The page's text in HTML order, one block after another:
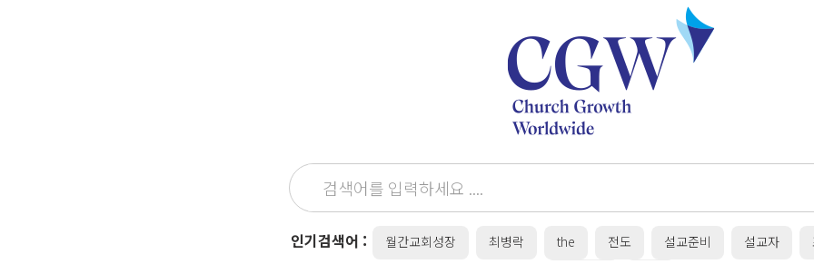
인기검색어 : 월간교회성장 최병락 the 전도 설교준비 설교자